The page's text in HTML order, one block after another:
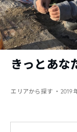
きっとあな
エリアから探す ・2019